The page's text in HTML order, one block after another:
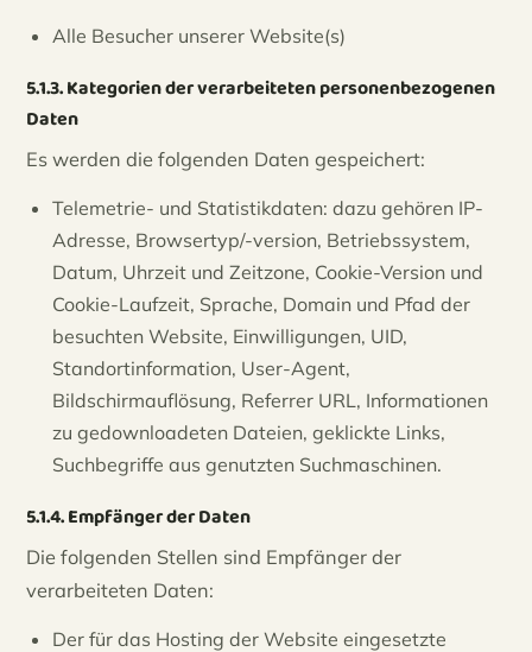
Alle Besucher unserer Website(s)
5.1.3. Kategorien der verarbeiteten personenbezogenen
Daten
Es werden die folgenden Daten gespeichert:
Telemetrie- und Statistikdaten: dazu gehören IP-
Adresse, Browsertyp/-version, Betriebssystem,
Datum, Uhrzeit und Zeitzone, Cookie-Version und
Cookie-Laufzeit, Sprache, Domain und Pfad der
besuchten Website, Einwilligungen, UID,
Standortinformation, User-Agent,
Bildschirmauflösung, Referrer URL, Informationen
zu gedownloadeten Dateien, geklickte Links,
Suchbegriffe aus genutzten Suchmaschinen.
5.1.4. Empfänger der Daten
Die folgenden Stellen sind Empfänger der
verarbeiteten Daten:
Der für das Hosting der Website eingesetzte